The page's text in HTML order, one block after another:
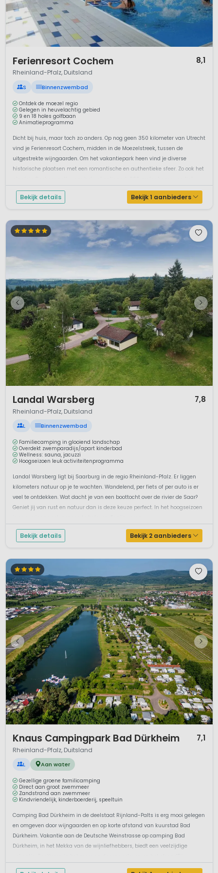
Ferienresort Cochem 8,1
Rheinland-Pfalz, Duitsland
S Binnenzwembad
Ontdek de moezel regio
Gelegen in heuvelachtig gebied
9 en 18 holes golfbaan
Animatieprogramma
Dicht bij huis, maar toch zo anders. Op nog geen 350 kilometer van Utrecht
vind je Ferienresort Cochem, midden in de Moezelstreek, tussen de
uitgestrekte wijngaarden. Om het vakantiepark heen vind je diverse
historische plaatsen met een romantische en authentieke sfeer. Zo ook het
Bekijk details Bekijk 1 aanbieders
Landal Warsberg 7,8
Rheinland-Pfalz, Duitsland
L Binnenzwembad
Familiecamping in glooiend landschap
Overdekt zwemparadijs/apart kinderbad
Wellness: sauna, jacuzzi
Hoogseizoen leuk activiteitenprogramma
Landal Warsberg ligt bij Saarburg in de regio Rheinland-Pfalz. Er liggen
kilometers natuur op je te wachten. Wandelend, per fiets of per auto is er
veel te ontdekken. Wat dacht je van een boottocht over de rivier de Saar?
Geniet jij van rust en natuur dan is deze keuze perfect. In het hoogseizoen
Bekijk details Bekijk 2 aanbieders
Knaus Campingpark Bad Dürkheim 7,1
Rheinland-Pfalz, Duitsland
L Aan water
Gezellige groene familicamping
Direct aan groot zwemmeer
Zandstrand aan zwemmeer
Kindvriendelijk, kinderboerderij, speeltuin
Camping Bad Dürkheim in de deelstaat Rijnland-Palts is erg mooi gelegen
en omgeven door wijngaarden en op korte afstand van kuurstad Bad
Dürkheim. Vakantie aan de Deutsche Weinstrasse op camping Bad
Dürkheim, in het Mekka van de wijnliefhebbers, biedt een veelzijdige